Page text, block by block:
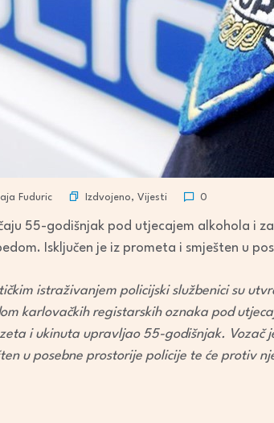
Fuduric Izdvojeno, Vijesti 0
55-godišnjak pod utjecajem alkohola i
Isključen je iz prometa i smješten u
istraživanjem policijski službenici su
karlovačkih registarskih oznaka pod
i ukinuta upravljao 55-godišnjak. Vozač
u posebne prostorije policije te će protiv